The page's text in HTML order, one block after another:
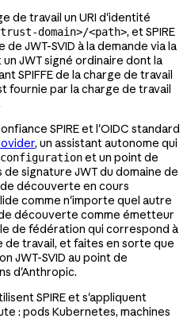
de travail un URI d'identité
domain>/<path>, et SPIRE
JWT-SVID à la demande via la
un JWT signé ordinaire dont la
SPIFFE de la charge de travail
fournie par la charge de travail
SPIRE et l'OIDC standard
, un assistant autonome qui
et un point de
signature JWT du domaine de
découverte en cours
comme n'importe quel autre
découverte comme émetteur
de fédération qui correspond à
de travail, et faites en sorte que
JWT-SVID au point de
d'Anthropic.
SPIRE et s'appliquent
: pods Kubernetes, machines